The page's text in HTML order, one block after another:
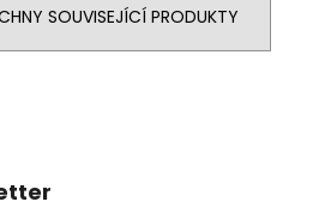
SOUVISEJÍCÍ PRODUKTY